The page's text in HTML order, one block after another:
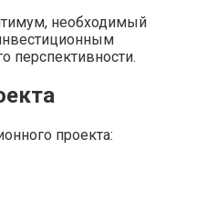
необходимый
перспективности.
проекта: